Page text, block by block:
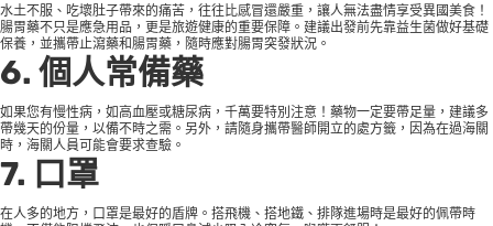
水土不服、吃壞肚子帶來的痛苦，往往比感冒還嚴重，讓人無法盡情享受異國美食！
腸胃藥不只是應急用品，更是旅遊健康的重要保障。建議出發前先靠益生菌做好基礎
保養，並攜帶止瀉藥和腸胃藥，隨時應對腸胃突發狀況。
6. 個人常備藥
如果您有慢性病，如高血壓或糖尿病，千萬要特別注意！藥物一定要帶足量，建議多
帶幾天的份量，以備不時之需。另外，請隨身攜帶醫師開立的處方籤，因為在過海關
時，海關人員可能會要求查驗。
7. 口罩
在人多的地方，口罩是最好的盾牌。搭飛機、搭地鐵、排隊進場時是最好的佩帶時